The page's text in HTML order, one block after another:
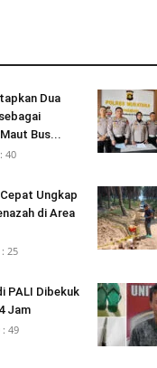
Dua
Bus...
40
Ungkap
di Area
25
PALI Dibekuk
Jam
: 49